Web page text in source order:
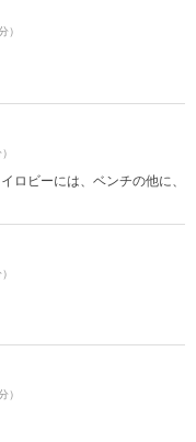
）
ロビーには、ベンチの他に、
）